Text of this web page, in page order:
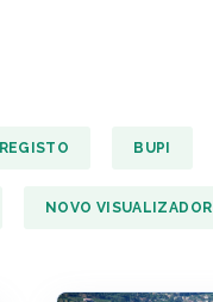
REGISTO BUPI
NOVO VISUALIZADOR